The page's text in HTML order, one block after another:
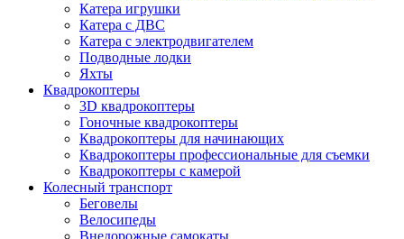
Катера игрушки
Катера с ДВС
Катера с электродвигателем
Подводные лодки
Яхты
Квадрокоптеры
3D квадрокоптеры
Гоночные квадрокоптеры
Квадрокоптеры для начинающих
Квадрокоптеры профессиональные для съемки
Квадрокоптеры с камерой
Колесный транспорт
Беговелы
Велосипеды
Внедорожные самокаты